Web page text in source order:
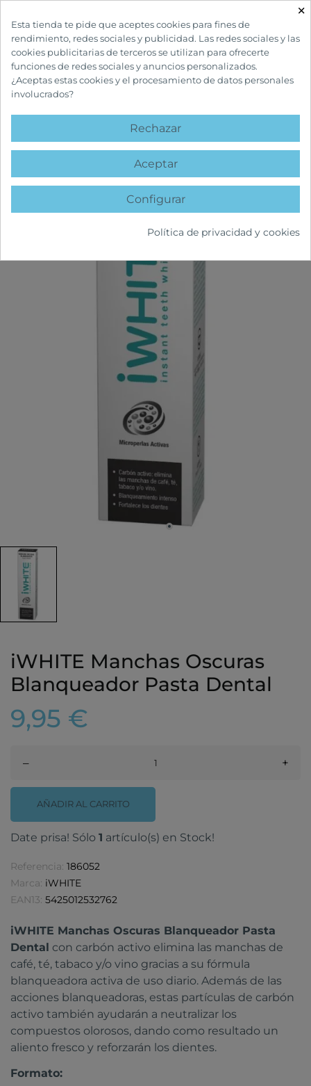
INICIO CUIDADOS BUCALES
favorite
iWHITE Manchas Oscuras
Blanqueador Pasta Dental
9,95 €
– +
AÑADIR AL CARRITO
Date prisa! Sólo 1 artículo(s) en Stock!
Referencia: 186052
Marca: iWHITE
EAN13: 5425012532762
iWHITE Manchas Oscuras Blanqueador Pasta
Dental con carbón activo elimina las manchas de
café, té, tabaco y/o vino gracias a su fórmula
blanqueadora activa de uso diario. Además de las
acciones blanqueadoras, estas partículas de carbón
activo también ayudarán a neutralizar los
compuestos olorosos, dando como resultado un
aliento fresco y reforzarán los dientes.
Formato:
×
Esta tienda te pide que aceptes cookies para fines de
rendimiento, redes sociales y publicidad. Las redes sociales y las
cookies publicitarias de terceros se utilizan para ofrecerte
funciones de redes sociales y anuncios personalizados.
¿Aceptas estas cookies y el procesamiento de datos personales
involucrados?
Rechazar
Aceptar
Configurar
Política de privacidad y cookies